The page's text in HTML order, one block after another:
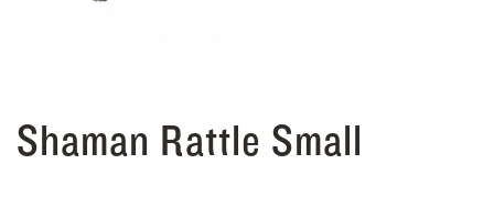
Shaman Rattle Small